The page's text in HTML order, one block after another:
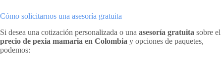
Cómo solicitarnos una asesoría gratuita
Si desea una cotización personalizada o una asesoría gratuita sobre el
precio de pexia mamaria en Colombia y opciones de paquetes,
podemos: